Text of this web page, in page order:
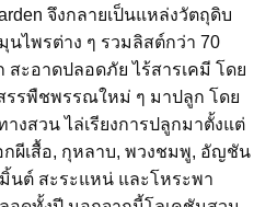
จึงกลายเป็นแหล่งวัตถุดิบ
ไพรต่าง ๆ รวมลิสต์กว่า 70
ะอาดปลอดภัย ไร้สารเคมี โดย
รรพืชพรรณใหม่ ๆ มาปลูก โดย
งสวน ไล่เรียงการปลูกมาตั้งแต่
กผีเสื้อ, กุหลาบ, พวงชมพู, อัญชัน
นต์ สะระแหน่ และโหระพา